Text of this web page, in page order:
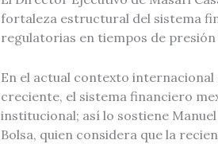
fortaleza estructural del sistema
regulatorias en tiempos de
En el actual contexto
creciente, el sistema financiero
institucional; así lo sostiene
Bolsa, quien considera que la